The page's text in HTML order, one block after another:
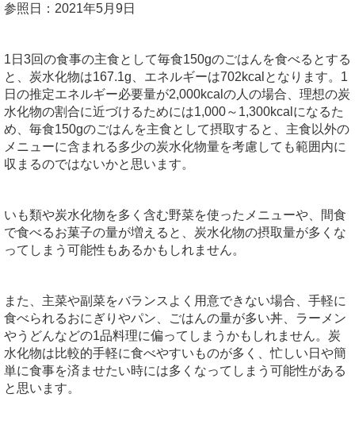
参照日：2021年5月9日
1日3回の食事の主食として毎食150gのごはんを食べるとする
と、炭水化物は167.1g、エネルギーは702kcalとなります。1
日の推定エネルギー必要量が2,000kcalの人の場合、理想の炭
水化物の割合に近づけるためには1,000～1,300kcalになるた
め、毎食150gのごはんを主食として摂取すると、主食以外の
メニューに含まれる多少の炭水化物量を考慮しても範囲内に
収まるのではないかと思います。
いも類や炭水化物を多く含む野菜を使ったメニューや、間食
で食べるお菓子の量が増えると、炭水化物の摂取量が多くな
ってしまう可能性もあるかもしれません。
また、主菜や副菜をバランスよく用意できない場合、手軽に
食べられるおにぎりやパン、ごはんの量が多い丼、ラーメン
やうどんなどの1品料理に偏ってしまうかもしれません。炭
水化物は比較的手軽に食べやすいものが多く、忙しい日や簡
単に食事を済ませたい時には多くなってしまう可能性がある
と思います。